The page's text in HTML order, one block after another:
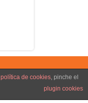
política de cookies, pinche el
plugin cookies